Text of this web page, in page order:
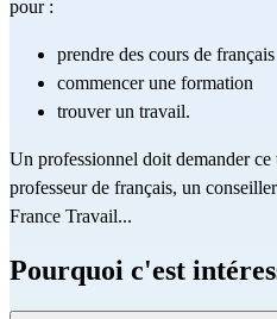
pour :
prendre des cours de français
commencer une formation
trouver un travail.
Un professionnel doit demander ce
professeur de français, un
France Travail...
Pourquoi c'est